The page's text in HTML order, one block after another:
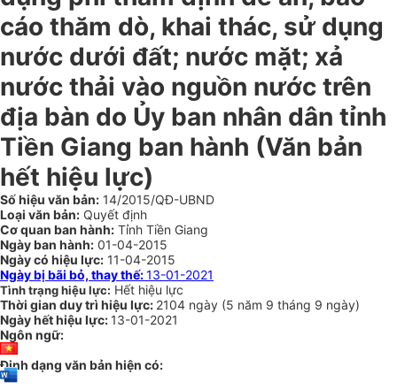
cáo thăm dò, khai thác, sử dụng
nước dưới đất; nước mặt; xả
nước thải vào nguồn nước trên
địa bàn do Ủy ban nhân dân tỉnh
Tiền Giang ban hành (Văn bản
hết hiệu lực)
Số hiệu văn bản: 14/2015/QĐ-UBND
Loại văn bản: Quyết định
Cơ quan ban hành: Tỉnh Tiền Giang
Ngày ban hành: 01-04-2015
Ngày có hiệu lực: 11-04-2015
Ngày bị bãi bỏ, thay thế:13-01-2021
Tình trạng hiệu lực: Hết hiệu lực
Thời gian duy trì hiệu lực: 2104 ngày (5 năm 9 tháng 9 ngày)
Ngày hết hiệu lực: 13-01-2021
Ngôn ngữ:
Định dạng văn bản hiện có: